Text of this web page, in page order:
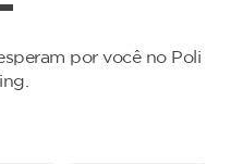
por você no Poli